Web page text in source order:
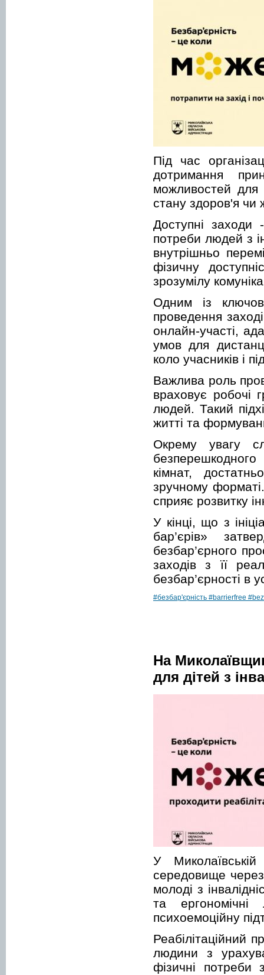
Під час
дотримання
можливостей для
стану здоров'я чи
Доступні заходи
потреби людей з
внутрішньо
фізичну
зрозумілу
Одним із
проведення
онлайн-участі,
умов для
коло учасників і
Важлива роль
враховує робочі
людей. Такий
житті та
Окрему увагу
безперешкодного
кімнат,
зручному
сприяє розвитку
У кінці, що з
бар’єрів»
безбар’єрного
заходів з її
безбар’єрності в
#безбар'єрність #barrierfree
На
для дітей з
У
середовище через
молоді з
та ергономічні
психоемоційну
Реабілітаційний
людини з
фізичні потреби